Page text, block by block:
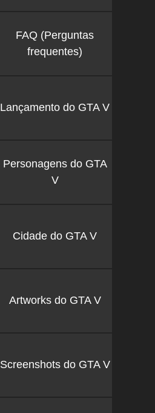
FAQ (Perguntas
frequentes)
Lançamento do GTA V
Personagens do GTA
V
Cidade do GTA V
Artworks do GTA V
Screenshots do GTA V